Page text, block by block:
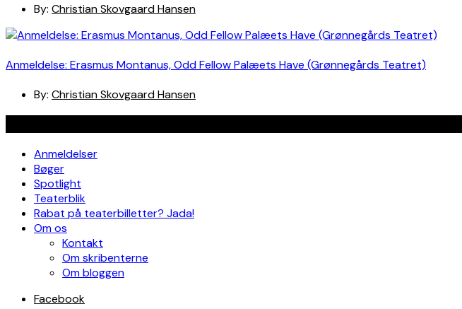
By: Christian Skovgaard Hansen
Anmeldelse: Erasmus Montanus, Odd Fellow Palæets Have (Grønnegårds Teatret)
By: Christian Skovgaard Hansen
Anmeldelser
Bøger
Spotlight
Teaterblik
Rabat på teaterbilletter? Jada!
Om os
Kontakt
Om skribenterne
Om bloggen
Facebook